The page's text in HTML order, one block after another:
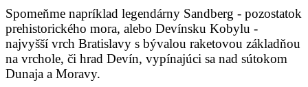
Spomeňme napríklad legendárny Sandberg - pozostatok
prehistorického mora, alebo Devínsku Kobylu -
najvyšší vrch Bratislavy s bývalou raketovou základňou
na vrchole, či hrad Devín, vypínajúci sa nad sútokom
Dunaja a Moravy.